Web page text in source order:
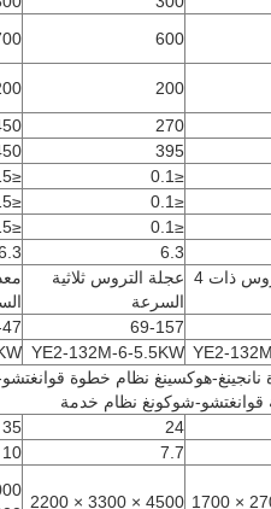
600
200
270
395
≤0.1
≤0.15
≤0.1
≤0.15
≤0.1
≤0.15
6.3
معدات التروس ذات 4 عجلة التروس ثلاثية
السرعة
69-157
YE2-
YE2-132M-6-5.5KW
هوكسينغ نظام خطوة
قوانغتشو-شوكونغ نظام خدمة
24
35
7.7
10
4500 × 3300 × 2200